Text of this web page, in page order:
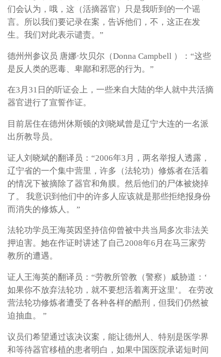
们会认为，哦，这（活摘器官）只是我听到的一个谣
言。所以我们要记录在案，告诉他们，不，这正在发
生。我们对此表示谴责。”
德州州参议员 唐娜·坎贝尔（Donna Campbell ）：“这些
是反人类的恶毒、卑鄙和邪恶的行为。”
在3月31日的听证会上，一些来自大陆的华人就中共活摘
器官进行了宣誓作证。
目前居住在德州休斯顿的刘晓斌曾是辽宁大连的一名派
出所教导员。
证人刘晓斌的翻译员：“2006年3月，两名举报人透露，
辽宁省的一个集中营里，许多（法轮功）修炼者在活着
的情况下被摘除了器官和角膜。然后他们的尸体被烧掉
了。 我意识到他们中的许多人应该就是那些拒绝报身份
而消失的修炼人。 ”
法轮功学员王海英因坚持信仰曾被中共当局多次非法关
押迫害。她在作证时讲述了自己2008年6月在马三家劳
教所的遭遇。
证人王海英的翻译员：“劳教所管教（警察）威胁道：‘
如果你不放弃法轮功，就不要想活着离开这里’。 在劳改
营法轮功修炼者遭受了各种各样的酷刑，但我们仍然被
迫抽血。 ”
议员们希望通过该决议案，能让德州人、特别是医学界
和等待器官移植的患者明白，如果中国医院承诺短时间